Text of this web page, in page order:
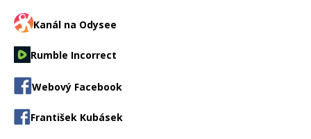
Kanál na Odysee
Rumble Incorrect
Webový Facebook
František Kubásek